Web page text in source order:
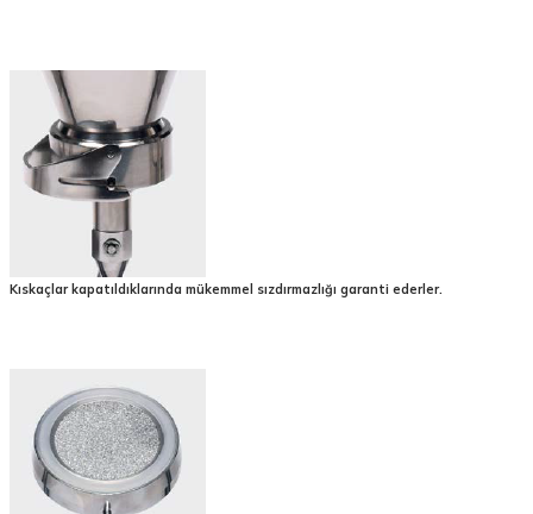
Kıskaçlar kapatıldıklarında mükemmel sızdırmazlığı garanti ederler.